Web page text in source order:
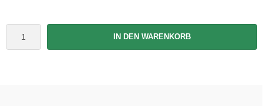
IN DEN WARENKORB